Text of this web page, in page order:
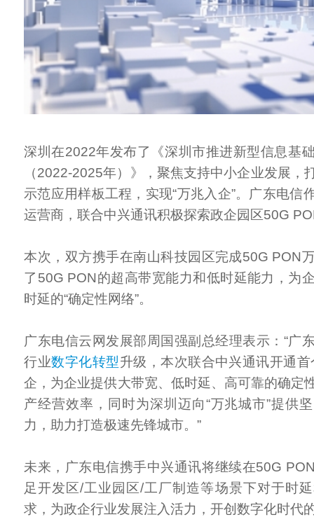
深圳在2022年发布了《深圳市推进新型信息基
（2022-2025年）》，聚焦支持中小企业发展，
示范应用样板工程，实现“万兆入企”。广东电信
运营商，联合中兴通讯积极探索政企园区50G
本次，双方携手在南山科技园区完成50G PON
了50G PON的超高带宽能力和低时延能力，为
时延的“确定性网络”。
广东电信云网发展部周国强副总经理表示：“广
行业数字化转型升级，本次联合中兴通讯开通
企，为企业提供大带宽、低时延、高可靠的确定
产经营效率，同时为深圳迈向“万兆城市”提供
力，助力打造极速先锋城市。”
未来，广东电信携手中兴通讯将继续在50G
足开发区/工业园区/工厂制造等场景下对于时
求，为政企行业发展注入活力，开创数字化时代